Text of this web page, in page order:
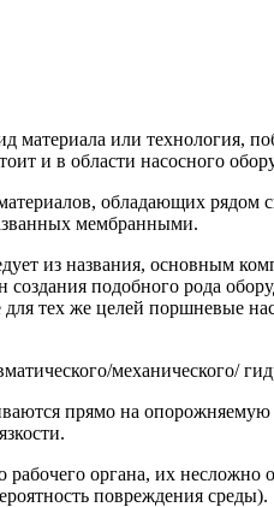
материала или технология,
и в области насосного
обладающих
мембранными.
из названия, основным
подобного рода
тех же целей поршневые
механического/
прямо на опорожняемую
органа, их
повреждения среды).